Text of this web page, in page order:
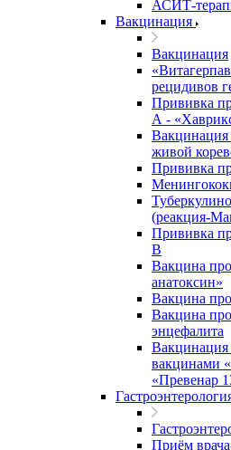
АСИТ-
Вакцинация
Вакцинация
рецидивов
Прививка
А -
Вакцинация
живой
Прививка
(реакция-
Прививка
В
Вакцина
анатоксин»
Вакцина
Вакцина
энцефалита
Вакцинация
вакцинами
«Превенар
Приём